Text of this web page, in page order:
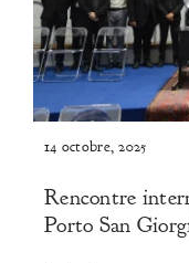
14 octobre, 2025
Rencontre
Porto San